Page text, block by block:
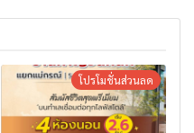
โปรโมชั่นส่วนลด